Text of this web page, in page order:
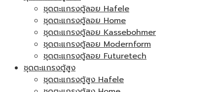
ชุดตะแกรงตู้ลอย Hafele
ชุดตะแกรงตู้ลอย Home
ชุดตะแกรงตู้ลอย Kassebohmer
ชุดตะแกรงตู้ลอย Modernform
ชุดตะแกรงตู้ลอย Futuretech
ชุดตะแกรงตู้สูง
ชุดตะแกรงตู้สูง Hafele